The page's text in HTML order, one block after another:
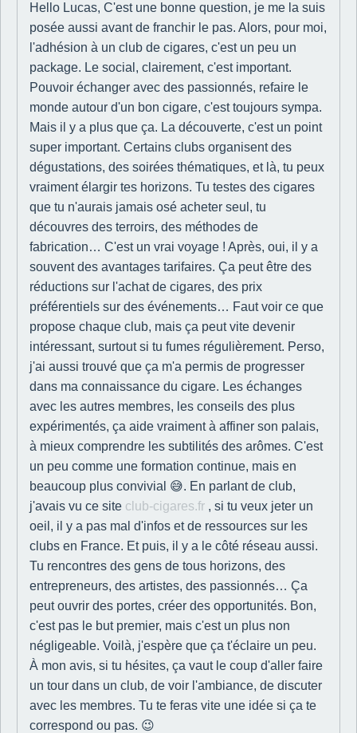
Hello Lucas, C'est une bonne question, je me la suis
posée aussi avant de franchir le pas. Alors, pour moi,
l'adhésion à un club de cigares, c'est un peu un
package. Le social, clairement, c'est important.
Pouvoir échanger avec des passionnés, refaire le
monde autour d'un bon cigare, c'est toujours sympa.
Mais il y a plus que ça. La découverte, c'est un point
super important. Certains clubs organisent des
dégustations, des soirées thématiques, et là, tu peux
vraiment élargir tes horizons. Tu testes des cigares
que tu n'aurais jamais osé acheter seul, tu
découvres des terroirs, des méthodes de
fabrication… C'est un vrai voyage ! Après, oui, il y a
souvent des avantages tarifaires. Ça peut être des
réductions sur l'achat de cigares, des prix
préférentiels sur des événements… Faut voir ce que
propose chaque club, mais ça peut vite devenir
intéressant, surtout si tu fumes régulièrement. Perso,
j'ai aussi trouvé que ça m'a permis de progresser
dans ma connaissance du cigare. Les échanges
avec les autres membres, les conseils des plus
expérimentés, ça aide vraiment à affiner son palais,
à mieux comprendre les subtilités des arômes. C'est
un peu comme une formation continue, mais en
beaucoup plus convivial 😅. En parlant de club,
j'avais vu ce site club-cigares.fr , si tu veux jeter un
oeil, il y a pas mal d'infos et de ressources sur les
clubs en France. Et puis, il y a le côté réseau aussi.
Tu rencontres des gens de tous horizons, des
entrepreneurs, des artistes, des passionnés… Ça
peut ouvrir des portes, créer des opportunités. Bon,
c'est pas le but premier, mais c'est un plus non
négligeable. Voilà, j'espère que ça t'éclaire un peu.
À mon avis, si tu hésites, ça vaut le coup d'aller faire
un tour dans un club, de voir l'ambiance, de discuter
avec les membres. Tu te feras vite une idée si ça te
correspond ou pas. 😉